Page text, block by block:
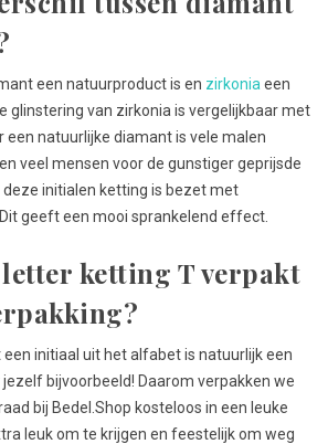
een natuurproduct is en zirkonia een
glinstering van zirkonia is vergelijkbaar met
een natuurlijke diamant is vele malen
veel mensen voor de gunstiger geprijsde
deze initialen ketting is bezet met
geeft een mooi sprankelend effect.
ketting T verpakt
initiaal uit het alfabet is natuurlijk een
bijvoorbeeld! Daarom verpakken we
bij Bedel.Shop kosteloos in een leuke
leuk om te krijgen en feestelijk om weg